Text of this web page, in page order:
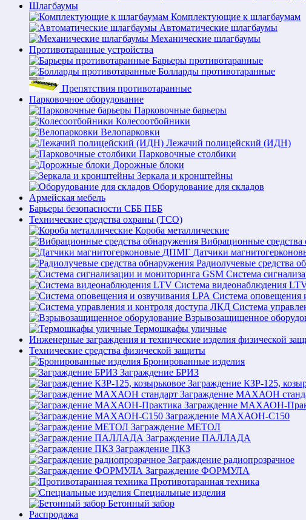
Шлагбаумы
Комплектующие к шлагбаумам
Автоматические шлагбаумы
Механические шлагбаумы
Противотаранные устройства
Барьеры противотаранные
Болларды противотаранные
Препятствия противотаранные
Парковочное оборудование
Парковочные барьеры
Колесоотбойники
Велопарковки
Лежачий полицейский (ИДН)
Парковочные столбики
Дорожные блоки
Зеркала и кронштейны
Оборудование для складов
Армейская мебель
Барьеры безопасности СББ ПББ
Технические средства охраны (ТСО)
Короба металлические
Вибрационные средства
Датчики
Радиолучевые средства
Система
Система видеонаблюдения
Система оповещения
Система
Взрывозащищенное
Термошкафы уличные
Инженерные заграждения и технические изделия физической
Технические средства физической защиты
Бронированные изделия
Заграждение БРИЗ
Заграждение КЗР-125,
Заграждение МАХАОН
Заграждение МАХАОН-
Заграждение МАХАОН-С150
Заграждение МЕТОЛ
Заграждение ПАЛЛАДА
Заграждение ПКЗ
Заграждение радиопрозрачное
Заграждение ФОРМУЛА
Противотаранная техника
Специальные изделия
Бетонный забор
Распродажа